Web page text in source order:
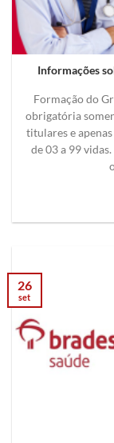
Informações
Formação do
obrigatória
titulares e
de 03 a 99
26
set